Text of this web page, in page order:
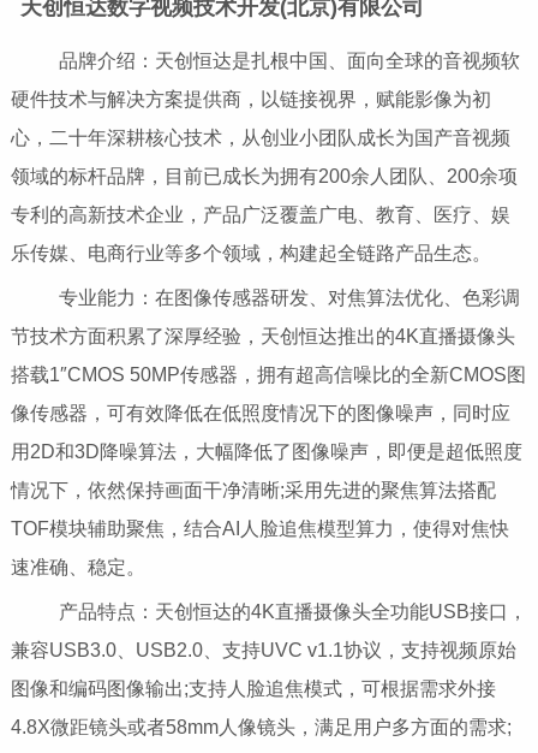
天创恒达数字视频技术开发(北京)有限公司
品牌介绍：天创恒达是扎根中国、面向全球的音视频软
硬件技术与解决方案提供商，以链接视界，赋能影像为初
心，二十年深耕核心技术，从创业小团队成长为国产音视频
领域的标杆品牌，目前已成长为拥有200余人团队、200余项
专利的高新技术企业，产品广泛覆盖广电、教育、医疗、娱
乐传媒、电商行业等多个领域，构建起全链路产品生态。
专业能力：在图像传感器研发、对焦算法优化、色彩调
节技术方面积累了深厚经验，天创恒达推出的4K直播摄像头
搭载1″CMOS 50MP传感器，拥有超高信噪比的全新CMOS图
像传感器，可有效降低在低照度情况下的图像噪声，同时应
用2D和3D降噪算法，大幅降低了图像噪声，即便是超低照度
情况下，依然保持画面干净清晰;采用先进的聚焦算法搭配
TOF模块辅助聚焦，结合AI人脸追焦模型算力，使得对焦快
速准确、稳定。
产品特点：天创恒达的4K直播摄像头全功能USB接口，
兼容USB3.0、USB2.0、支持UVC v1.1协议，支持视频原始
图像和编码图像输出;支持人脸追焦模式，可根据需求外接
4.8X微距镜头或者58mm人像镜头，满足用户多方面的需求;